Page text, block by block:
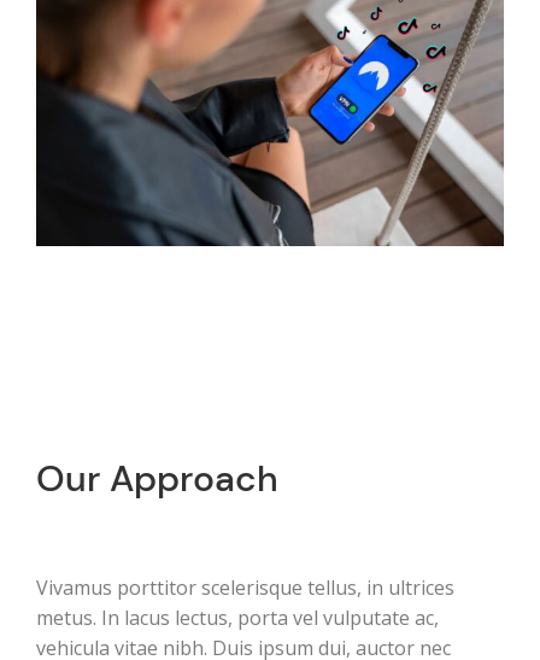
Our Approach
Vivamus porttitor scelerisque tellus, in ultrices
metus. In lacus lectus, porta vel vulputate ac,
vehicula vitae nibh. Duis ipsum dui, auctor nec